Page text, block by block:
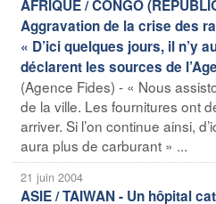
AFRIQUE / CONGO
Aggravation de la crise des
« D’ici quelques jours, il n’y
déclarent les sources de
(Agence Fides) - « Nous
de la ville. Les fournitures ont
arriver. Si l’on continue ainsi,
aura plus de carburant » ...
21 juin 2004
ASIE / TAIWAN - Un hôpital